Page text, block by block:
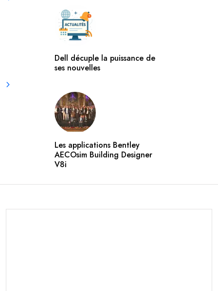
Dell décuple la puissance de
ses nouvelles
Les applications Bentley
AECOsim Building Designer
V8i